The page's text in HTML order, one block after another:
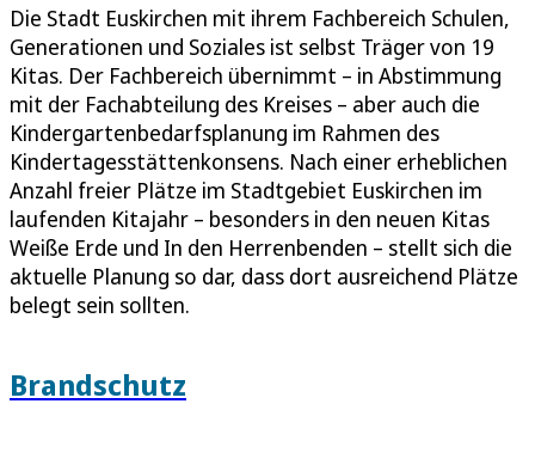
Die Stadt Euskirchen mit ihrem Fachbereich Schulen,
Generationen und Soziales ist selbst Träger von 19
Kitas. Der Fachbereich übernimmt – in Abstimmung
mit der Fachabteilung des Kreises – aber auch die
Kindergartenbedarfsplanung im Rahmen des
Kindertagesstättenkonsens. Nach einer erheblichen
Anzahl freier Plätze im Stadtgebiet Euskirchen im
laufenden Kitajahr – besonders in den neuen Kitas
Weiße Erde und In den Herrenbenden – stellt sich die
aktuelle Planung so dar, dass dort ausreichend Plätze
belegt sein sollten.
Brandschutz